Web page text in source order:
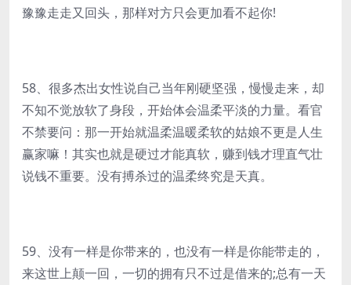
豫豫走走又回头，那样对方只会更加看不起你!
58、很多杰出女性说自己当年刚硬坚强，慢慢走来，却
不知不觉放软了身段，开始体会温柔平淡的力量。看官
不禁要问：那一开始就温柔温暖柔软的姑娘不更是人生
赢家嘛！其实也就是硬过才能真软，赚到钱才理直气壮
说钱不重要。没有搏杀过的温柔终究是天真。
59、没有一样是你带来的，也没有一样是你能带走的，
来这世上颠一回，一切的拥有只不过是借来的;总有一天